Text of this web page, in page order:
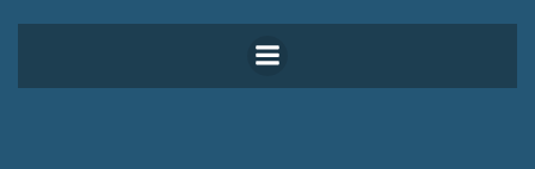
Inhalt